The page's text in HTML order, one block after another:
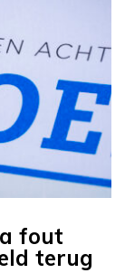
fout
terug